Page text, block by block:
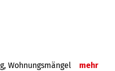
Wohnungsmängel mehr